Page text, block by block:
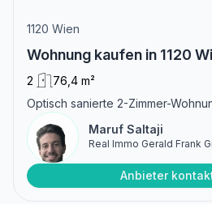
1120 Wien
Wohnung kaufen in 1120
2
76,4 m²
Optisch sanierte 2-Zimmer-
Maruf Saltaji
Real Immo Gerald Frank
Anbieter